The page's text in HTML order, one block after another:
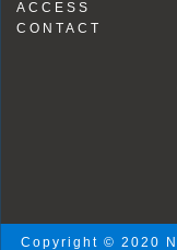
ACCESS
CONTACT
Copyright © 2020